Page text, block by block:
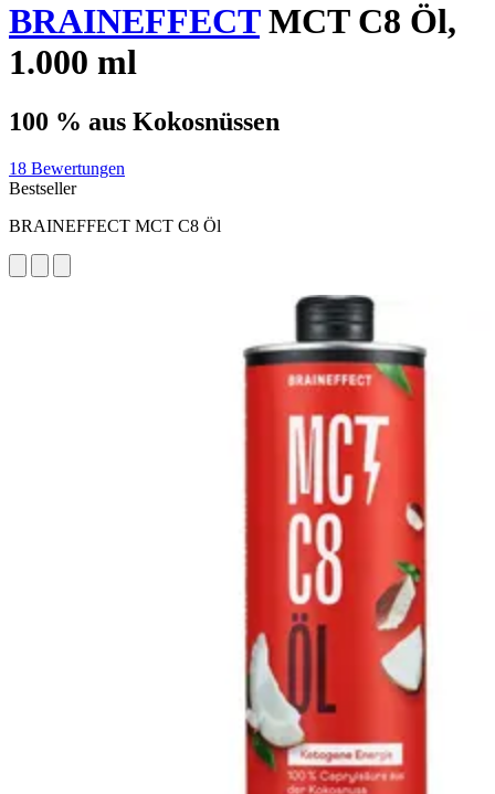
BRAINEFFECTMCT C8 Öl,
1.000 ml
100 % aus Kokosnüssen
18 Bewertungen
Bestseller
BRAINEFFECT MCT C8 Öl